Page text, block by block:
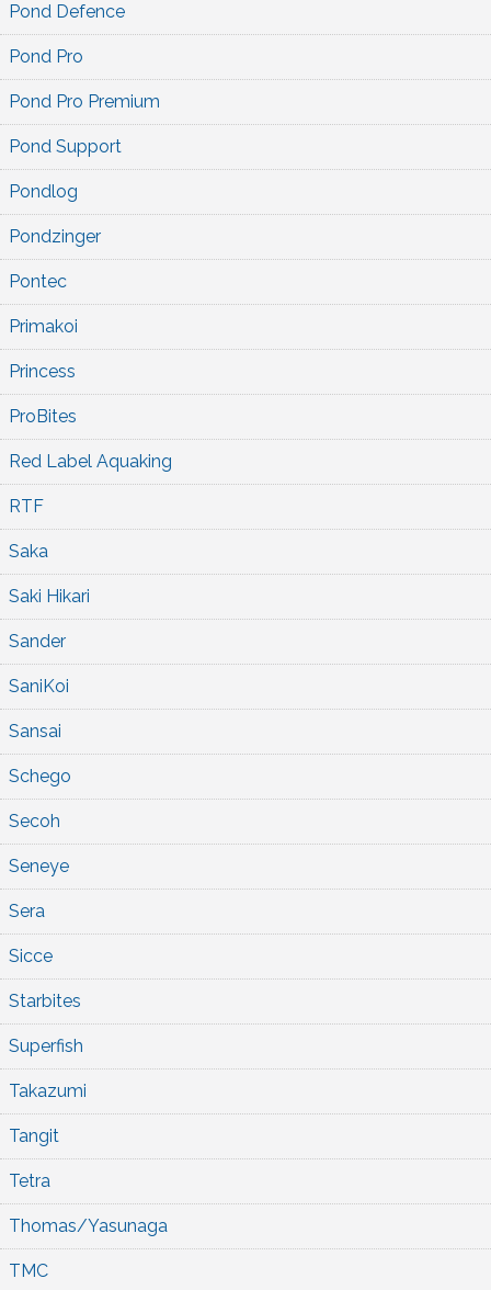
Pond Defence
Pond Pro
Pond Pro Premium
Pond Support
Pondlog
Pondzinger
Pontec
Primakoi
Princess
ProBites
Red Label Aquaking
RTF
Saka
Saki Hikari
Sander
SaniKoi
Sansai
Schego
Secoh
Seneye
Sera
Sicce
Starbites
Superfish
Takazumi
Tangit
Tetra
Thomas/Yasunaga
TMC